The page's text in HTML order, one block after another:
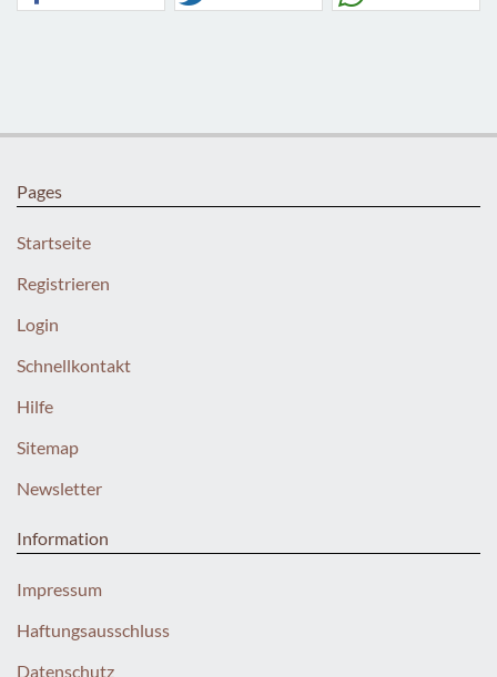
Pages
Startseite
Registrieren
Login
Schnellkontakt
Hilfe
Sitemap
Newsletter
Information
Impressum
Haftungsausschluss
Datenschutz